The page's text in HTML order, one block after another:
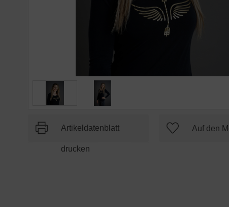
Artikeldatenblatt
drucken